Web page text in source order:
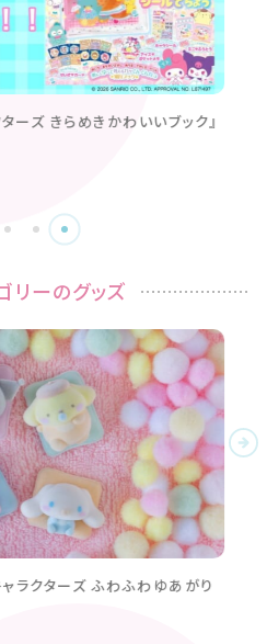
ーズ きらめきかわいいブック』
リーのグッズ
ャラクターズ ふわふわゆあがり